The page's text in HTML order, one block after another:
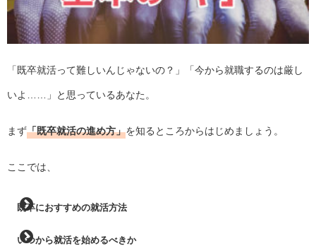
「既卒就活って難しいんじゃないの？」「今から就職するのは厳し
いよ……」と思っているあなた。
まず「既卒就活の進め方」を知るところからはじめましょう。
ここでは、
既卒におすすめの就活方法
いつから就活を始めるべきか